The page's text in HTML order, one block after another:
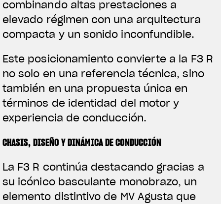
ROPA
combinando altas prestaciones a
elevado régimen con una arquitectura
compacta y un sonido inconfundible.
Este posicionamiento convierte a la F3 R
no solo en una referencia técnica, sino
también en una propuesta única en
términos de identidad del motor y
experiencia de conducción.
CHASIS, DISEÑO Y DINÁMICA DE CONDUCCIÓN
La F3 R continúa destacando gracias a
su icónico basculante monobrazo, un
elemento distintivo de MV Agusta que